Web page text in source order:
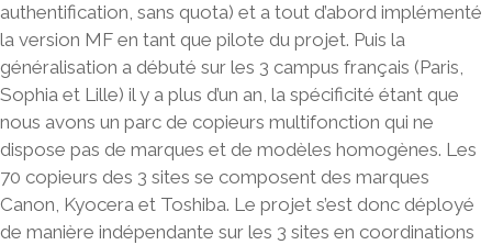
authentification, sans quota) et a tout d’abord implémenté
la version MF en tant que pilote du projet. Puis la
généralisation a débuté sur les 3 campus français (Paris,
Sophia et Lille) il y a plus d’un an, la spécificité étant que
nous avons un parc de copieurs multifonction qui ne
dispose pas de marques et de modèles homogènes. Les
70 copieurs des 3 sites se composent des marques
Canon, Kyocera et Toshiba. Le projet s’est donc déployé
de manière indépendante sur les 3 sites en coordinations